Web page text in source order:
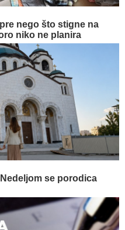
nego što stigne na
niko ne planira
se porodica